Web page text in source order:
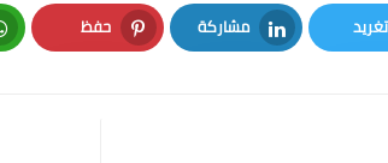
تغريد
Twitter
مشاركة
LinkedIn
حفظ
Pinterest